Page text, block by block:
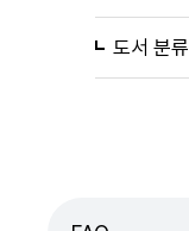
도서 분류